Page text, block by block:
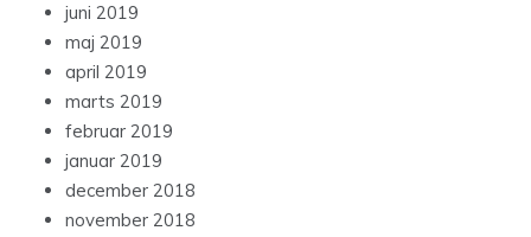
juni 2019
maj 2019
april 2019
marts 2019
februar 2019
januar 2019
december 2018
november 2018